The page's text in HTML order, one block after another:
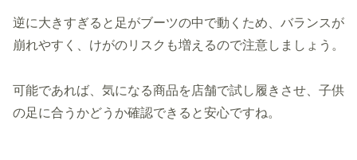
逆に大きすぎると足がブーツの中で動くため、バランスが
崩れやすく、けがのリスクも増えるので注意しましょう。
可能であれば、気になる商品を店舗で試し履きさせ、子供
の足に合うかどうか確認できると安心ですね。